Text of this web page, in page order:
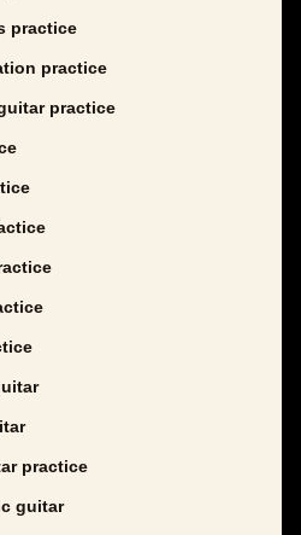
practice
practice
practice
practice
guitar